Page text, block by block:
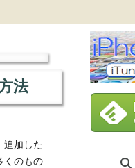
法
追加した
くのもの